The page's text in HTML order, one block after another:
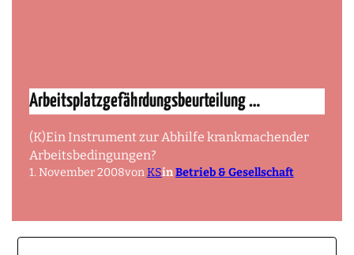
Arbeitsplatzgefährdungsbeurteilung …
(K)Ein Instrument zur Abhilfe krankmachender
Arbeitsbedingungen?
1. November 2008vonKSinBetrieb & Gesellschaft